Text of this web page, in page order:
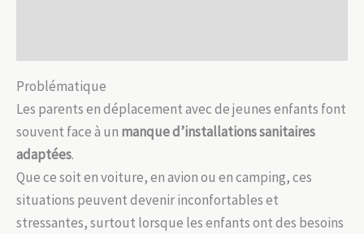
Problématique
Les parents en déplacement avec de jeunes enfants font
souvent face à un manque d’installations sanitaires
adaptées.
Que ce soit en voiture, en avion ou en camping, ces
situations peuvent devenir inconfortables et
stressantes, surtout lorsque les enfants ont des besoins